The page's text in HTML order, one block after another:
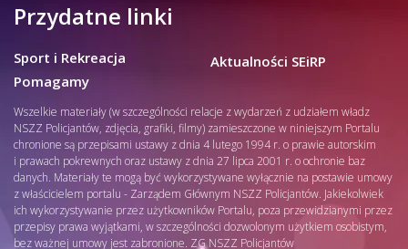
Przydatne linki
Sport i Rekreacja
Pomagamy
Aktualności SEiRP
Wszelkie materiały (w szczególności relacje z wydarzeń z udziałem władz
NSZZ Policjantów, zdjęcia, grafiki, filmy) zamieszczone w niniejszym Portalu
chronione są przepisami ustawy z dnia 4 lutego 1994 r. o prawie autorskim
i prawach pokrewnych oraz ustawy z dnia 27 lipca 2001 r. o ochronie baz
danych. Materiały te mogą być wykorzystywane wyłącznie na postawie umowy
z właścicielem portalu - Zarządem Głównym NSZZ Policjantów. Jakiekolwiek
ich wykorzystywanie przez użytkowników Portalu, poza przewidzianymi przez
przepisy prawa wyjątkami, w szczególności dozwolonym użytkiem osobistym,
bez ważnej umowy jest zabronione. ZG NSZZ Policjantów